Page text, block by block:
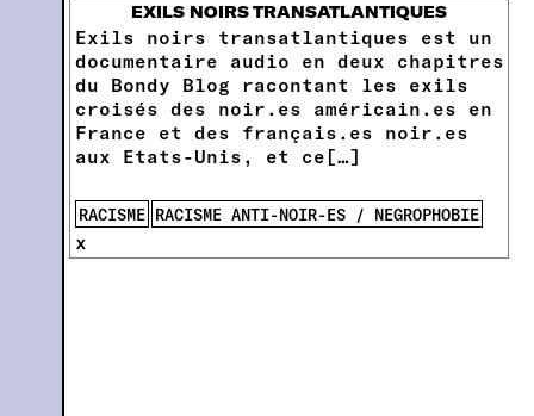
EXILS NOIRS TRANSATLANTIQUES
Exils noirs transatlantiques est un
documentaire audio en deux chapitres
du Bondy Blog racontant les exils
croisés des noir.es américain.es en
France et des français.es noir.es
aux Etats-Unis, et ce[…]
RACISME RACISME ANTI-NOIR-ES / NEGROPHOBIE
x